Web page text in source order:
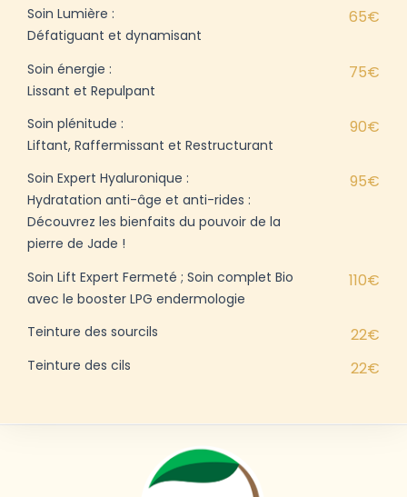
Soin Lumière :
Défatiguant et dynamisant
65€
Soin énergie :
Lissant et Repulpant
75€
Soin plénitude :
Liftant, Raffermissant et Restructurant
90€
Soin Expert Hyaluronique :
Hydratation anti-âge et anti-rides :
Découvrez les bienfaits du pouvoir de la
pierre de Jade !
95€
Soin Lift Expert Fermeté ; Soin complet Bio
avec le booster LPG endermologie
110€
Teinture des sourcils 22€
Teinture des cils 22€